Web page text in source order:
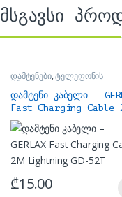
მსგავსი
დამტენები,ტელეფონის
აქსესუარი
დამტენი კაბელი –
Fast Charging Cable
Lightning GD-52T
₾15.00